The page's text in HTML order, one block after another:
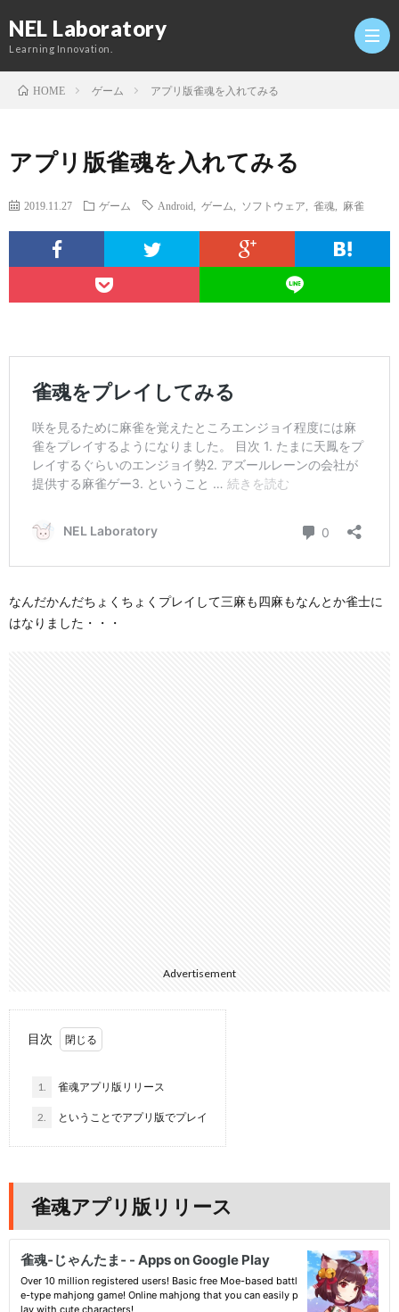
NEL Laboratory
Learning Innovation.
究
HOME ゲーム アプリ版雀魂を入れてみる
アプリ版雀魂を入れてみる
2019.11.27 ゲーム Android ゲーム ソフトウェア 雀魂 麻雀
なんだかんだちょくちょくプレイして三麻も四麻もなんとか雀士に
はなりました・・・
Advertisement
目次
1. 雀魂アプリ版リリース
2. ということでアプリ版でプレイ
雀魂アプリ版リリース